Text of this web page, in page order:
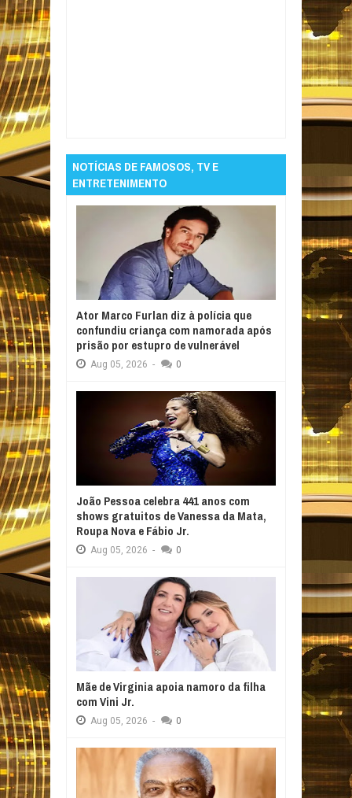
NOTÍCIAS DE FAMOSOS, TV E
ENTRETENIMENTO
Ator Marco Furlan diz à polícia que
confundiu criança com namorada após
prisão por estupro de vulnerável
Aug 05, 2026 - 0
João Pessoa celebra 441 anos com
shows gratuitos de Vanessa da Mata,
Roupa Nova e Fábio Jr.
Aug 05, 2026 - 0
Mãe de Virginia apoia namoro da filha
com Vini Jr.
Aug 05, 2026 - 0